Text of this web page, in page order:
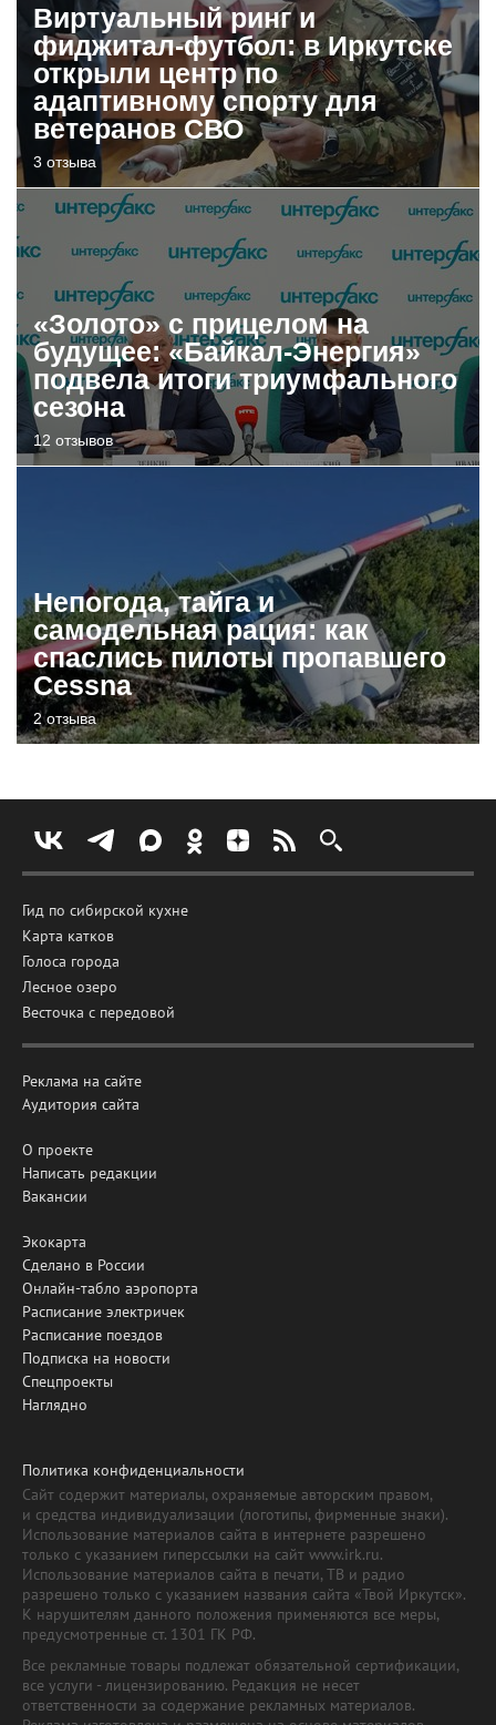
Виртуальный ринг и
фиджитал-футбол: в Иркутске
открыли центр по
адаптивному спорту для
ветеранов СВО
3 отзыва
«Золото» с прицелом на
будущее: «Байкал-Энергия»
подвела итоги триумфального
сезона
12 отзывов
Непогода, тайга и
самодельная рация: как
спаслись пилоты пропавшего
Cessna
2 отзыва
Гид по сибирской кухне
Карта катков
Голоса города
Лесное озеро
Весточка с передовой
Реклама на сайте
Аудитория сайта
О проекте
Написать редакции
Вакансии
Экокарта
Сделано в России
Онлайн-табло аэропорта
Расписание электричек
Расписание поездов
Подписка на новости
Спецпроекты
Наглядно
Политика конфиденциальности
Сайт содержит материалы, охраняемые авторским правом,
и средства индивидуализации (логотипы, фирменные знаки).
Использование материалов сайта в интернете разрешено
только с указанием гиперссылки на сайт www.irk.ru.
Использование материалов сайта в печати, ТВ и радио
разрешено только с указанием названия сайта «Твой Иркутск».
К нарушителям данного положения применяются все меры,
предусмотренные ст. 1301 ГК РФ.
Все рекламные товары подлежат обязательной сертификации,
все услуги - лицензированию. Редакция не несет
ответственности за содержание рекламных материалов.